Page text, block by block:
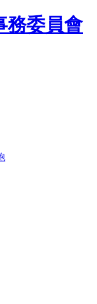
務委員會